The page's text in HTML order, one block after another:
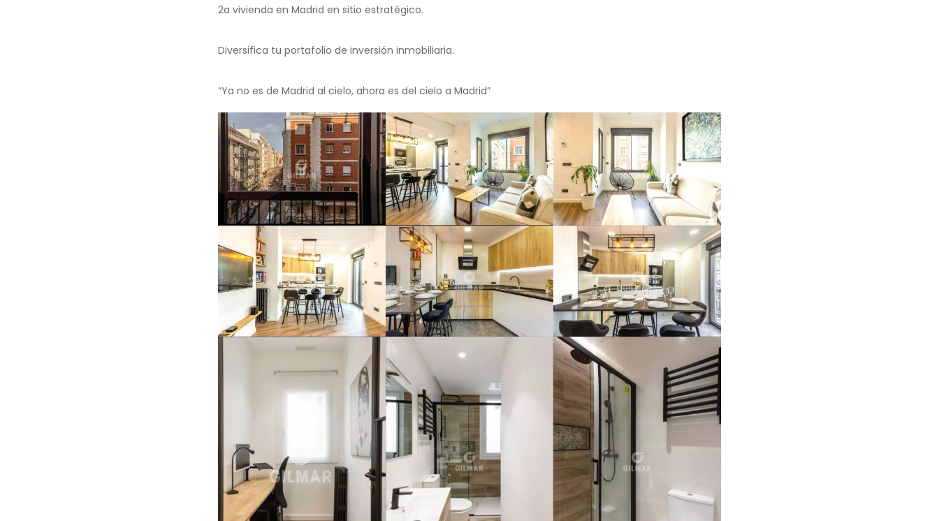
2a vivienda en Madrid en sitio estratégico.
Diversifica tu portafolio de inversión inmobiliaria.
“Ya no es de Madrid al cielo, ahora es del cielo a Madrid”